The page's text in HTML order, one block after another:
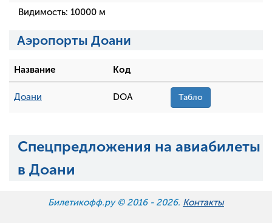
Видимость: 10000 м
Аэропорты Доани
Название Код
Доани DOA Табло
Спецпредложения на авиабилеты
в Доани
Билетикофф.ру © 2016 - 2026. Контакты